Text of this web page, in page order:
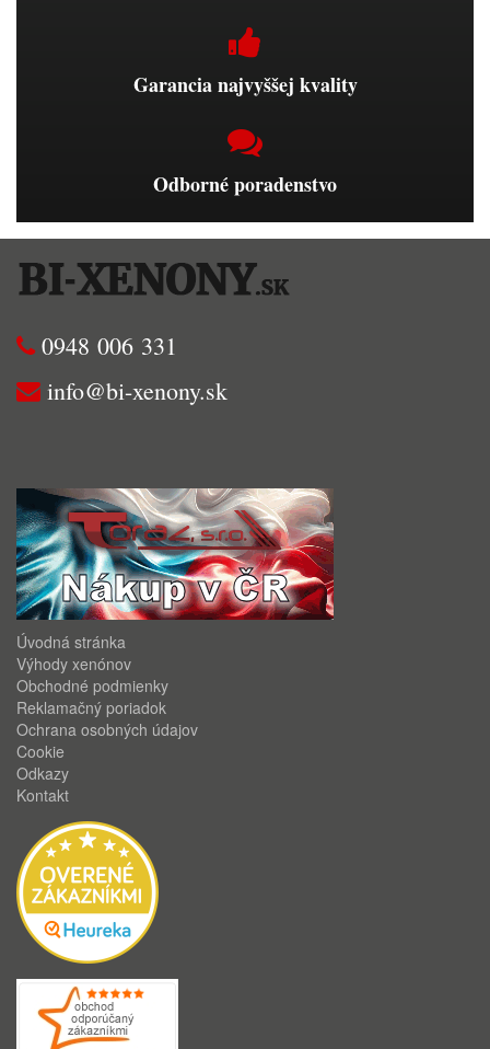
Garancia najvyššej kvality
Odborné poradenstvo
0948 006 331
info@bi-xenony.sk
Úvodná stránka
Výhody xenónov
Obchodné podmienky
Reklamačný poriadok
Ochrana osobných údajov
Cookie
Odkazy
Kontakt